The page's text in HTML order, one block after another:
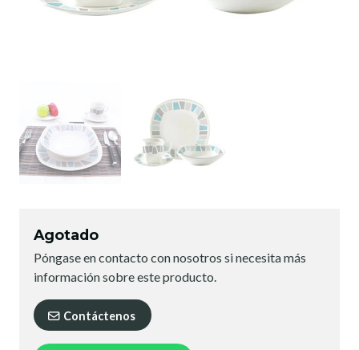
Agotado
Póngase en contacto con nosotros si necesita más
información sobre este producto.
Contáctenos